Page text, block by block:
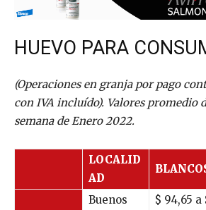
HUEVO PARA
(Operaciones en granja por pago
con IVA incluído). Valores promedio
semana de Enero 2022.
LOCALID
AD
Buenos
$ 94,65 a